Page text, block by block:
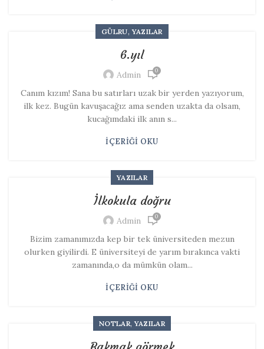
GÜLRU,YAZILAR
6.yıl
Admin 0
Canım kızım! Sana bu satırları uzak bir yerden yazıyorum,
ilk kez. Bugün kavuşacağız ama senden uzakta da olsam,
kucağımdaki ilk anın s...
İÇERIĞI OKU
YAZILAR
İlkokula doğru
Admin 0
Bizim zamanımızda kep bir tek üniversiteden mezun
olurken giyilirdi. E üniversiteyi de yarım bırakınca vakti
zamanında,o da mümkün olam...
İÇERIĞI OKU
NOTLAR,YAZILAR